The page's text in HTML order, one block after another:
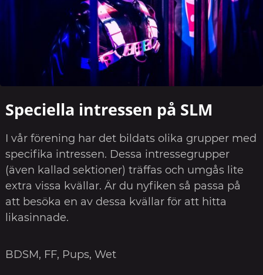
Speciella intressen på SLM
I vår förening har det bildats olika grupper med
specifika intressen. Dessa intressegrupper
(även kallad sektioner) träffas och umgås lite
extra vissa kvällar. Är du nyfiken så passa på
att besöka en av dessa kvällar för att hitta
likasinnade.
BDSM, FF, Pups, Wet